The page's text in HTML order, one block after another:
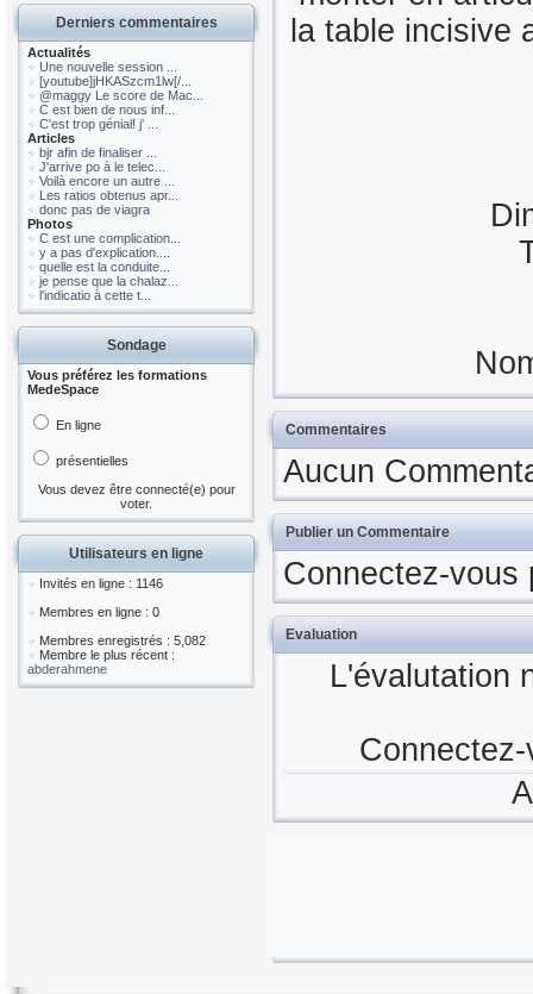
Derniers commentaires
Actualités
Une nouvelle session ...
[youtube]jHKASzcm1lw[/...
@maggy Le score de Mac...
C est bien de nous inf...
C'est trop génial! j' ...
Articles
bjr afin de finaliser ...
J'arrive po à le telec...
Voilà encore un autre ...
Les ratios obtenus apr...
donc pas de viagra
Photos
C est une complication...
y a pas d'explication....
quelle est la conduite...
je pense que la chalaz...
l'indicatio à cette t...
Sondage
Vous préférez les formations
MedeSpace
En ligne
présentielles
Vous devez être connecté(e) pour
voter.
Utilisateurs en ligne
Invités en ligne : 1146
Membres en ligne : 0
Membres enregistrés : 5,082
Membre le plus récent :
abderahmene
la table incisive
Commentaires
Aucun
Publier un Commentaire
Connectez-vous
Evaluation
L'évalutation